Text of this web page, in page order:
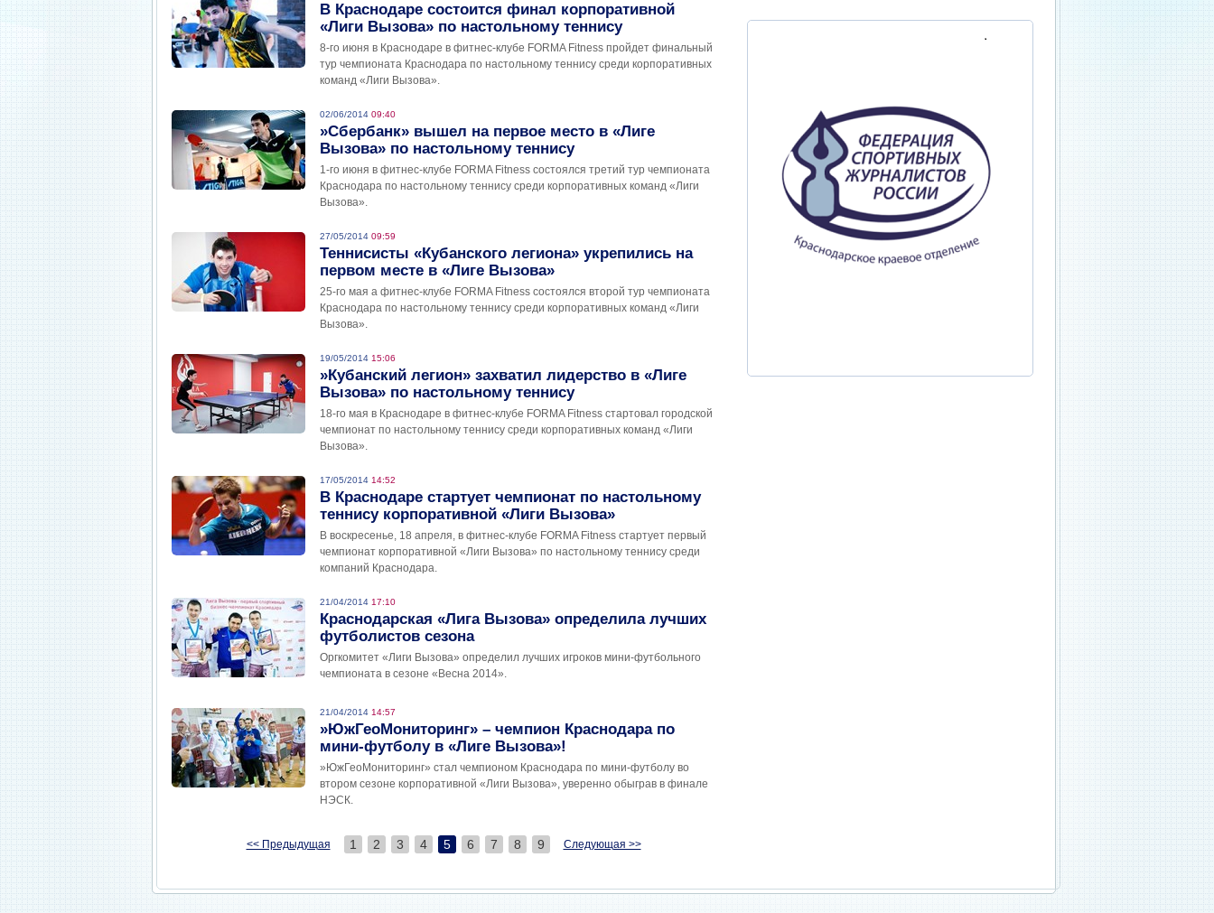
В Краснодаре состоится финал корпоративной
«Лиги Вызова» по настольному теннису
8-го июня в Краснодаре в фитнес-клубе FORMA Fitness пройдет финальный
тур чемпионата Краснодара по настольному теннису среди корпоративных
команд «Лиги Вызова».
02/06/2014 09:40
»Сбербанк» вышел на первое место в «Лиге
Вызова» по настольному теннису
1-го июня в фитнес-клубе FORMA Fitness состоялся третий тур чемпионата
Краснодара по настольному теннису среди корпоративных команд «Лиги
Вызова».
27/05/2014 09:59
Теннисисты «Кубанского легиона» укрепились на
первом месте в «Лиге Вызова»
25-го мая а фитнес-клубе FORMA Fitness состоялся второй тур чемпионата
Краснодара по настольному теннису среди корпоративных команд «Лиги
Вызова».
19/05/2014 15:06
»Кубанский легион» захватил лидерство в «Лиге
Вызова» по настольному теннису
18-го мая в Краснодаре в фитнес-клубе FORMA Fitness стартовал городской
чемпионат по настольному теннису среди корпоративных команд «Лиги
Вызова».
17/05/2014 14:52
В Краснодаре стартует чемпионат по настольному
теннису корпоративной «Лиги Вызова»
В воскресенье, 18 апреля, в фитнес-клубе FORMA Fitness стартует первый
чемпионат корпоративной «Лиги Вызова» по настольному теннису среди
компаний Краснодара.
21/04/2014 17:10
Краснодарская «Лига Вызова» определила лучших
футболистов сезона
Оргкомитет «Лиги Вызова» определил лучших игроков мини-футбольного
чемпионата в сезоне «Весна 2014».
21/04/2014 14:57
»ЮжГеоМониторинг» – чемпион Краснодара по
мини-футболу в «Лиге Вызова»!
»ЮжГеоМониторинг» стал чемпионом Краснодара по мини-футболу во
втором сезоне корпоративной «Лиги Вызова», уверенно обыграв в финале
НЭСК.
<< Предыдущая 1 2 3 4 5 6 7 8 9 Следующая >>